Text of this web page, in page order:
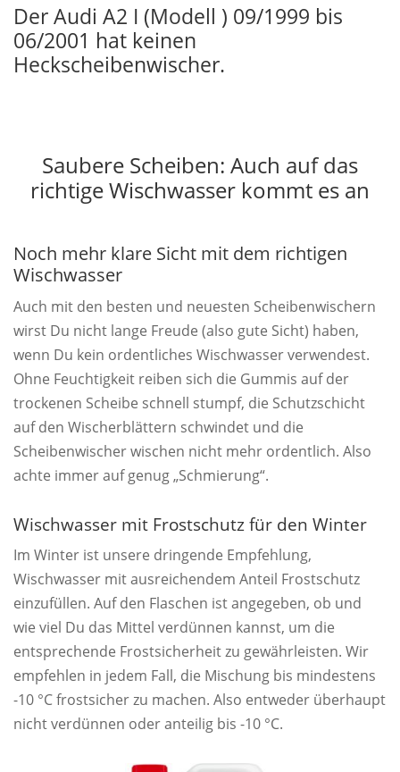
Der Audi A2 I (Modell ) 09/1999 bis
06/2001 hat keinen
Heckscheibenwischer.
Saubere Scheiben: Auch auf das
richtige Wischwasser kommt es an
Noch mehr klare Sicht mit dem richtigen
Wischwasser
Auch mit den besten und neuesten Scheibenwischern
wirst Du nicht lange Freude (also gute Sicht) haben,
wenn Du kein ordentliches Wischwasser verwendest.
Ohne Feuchtigkeit reiben sich die Gummis auf der
trockenen Scheibe schnell stumpf, die Schutzschicht
auf den Wischerblättern schwindet und die
Scheibenwischer wischen nicht mehr ordentlich. Also
achte immer auf genug „Schmierung“.
Wischwasser mit Frostschutz für den Winter
Im Winter ist unsere dringende Empfehlung,
Wischwasser mit ausreichendem Anteil Frostschutz
einzufüllen. Auf den Flaschen ist angegeben, ob und
wie viel Du das Mittel verdünnen kannst, um die
entsprechende Frostsicherheit zu gewährleisten. Wir
empfehlen in jedem Fall, die Mischung bis mindestens
-10 °C frostsicher zu machen. Also entweder überhaupt
nicht verdünnen oder anteilig bis -10 °C.